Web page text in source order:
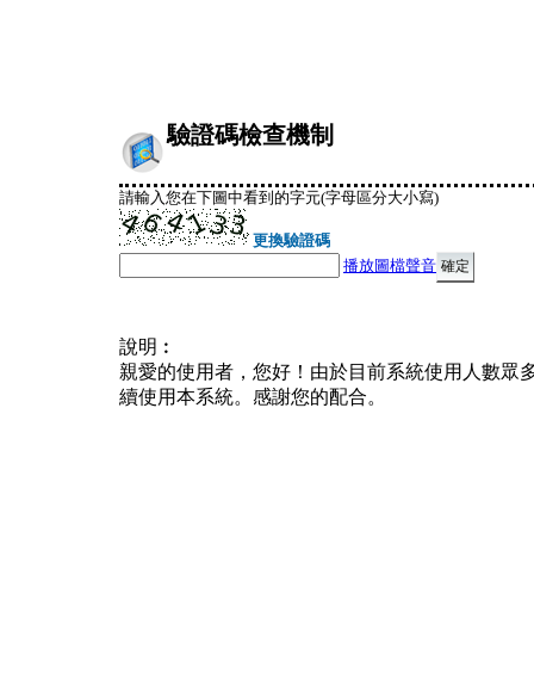
驗證碼檢查機制
請輸入您在下圖中看到的字元(字母區分大小寫)
更換驗證碼
播放圖檔聲音
說明︰
親愛的使用者，您好！由於目前系統使用人數眾
續使用本系統。感謝您的配合。